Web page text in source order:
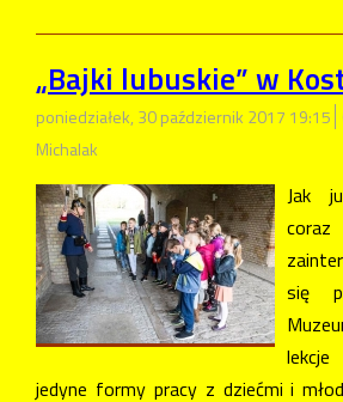
„Bajki lubuskie” w
poniedziałek, 30 październik 2017 19:15
Michalak
Jak
się
jedyne formy pracy z dziećmi i